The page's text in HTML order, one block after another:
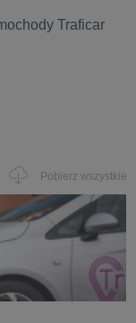
Traficar
Pobierz wszystkie